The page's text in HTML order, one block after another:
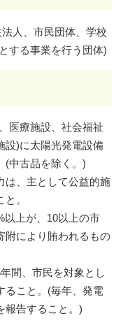
人、市民団体、学校
する事業を行う団体)
医療施設、社会福祉
設)に太陽光発電設備
(中古品を除く。)
、主として公益的施
。
以上が、10以上の市
附により賄われるもの
間、市民を対象とし
ること。(毎年、発電
報告すること。)